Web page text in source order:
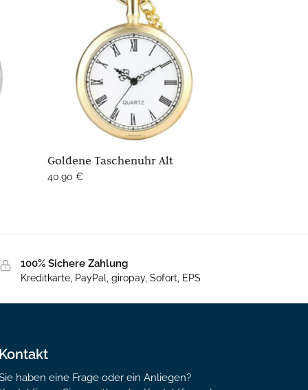
Goldene Taschenuhr Alt
40.90€
100% Sichere Zahlung
Kreditkarte, PayPal, giropay, Sofort, EPS
Kontakt
haben eine Frage oder ein Anliegen?